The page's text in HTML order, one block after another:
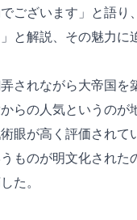
ございます」と語り、
と解説、その魅力に
されながら大帝国を
らの人気というのが
眼が高く評価されて
ものが明文化された
た。